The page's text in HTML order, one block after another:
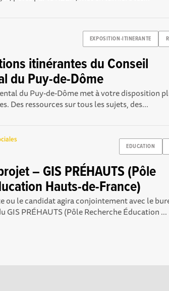
EXPOSITION-ITINERANTE
itinérantes du Conseil
du Puy-de-Dôme
du Puy-de-Dôme met à votre disposition
Des ressources sur tous les sujets, des...
EDUCATION
– GIS PRÉHAUTS (Pôle
Hauts-de-France)
ou le candidat agira conjointement avec le
GIS PRÉHAUTS (Pôle Recherche Éducation ...